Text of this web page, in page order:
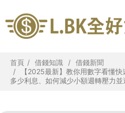
首頁 借錢知識
借錢新聞
【2025最新】教你用數字看懂
多少利息、如何減少小額週轉壓力